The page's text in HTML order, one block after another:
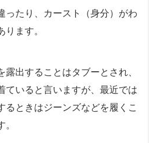
ったり、カースト（身分）がわ
ます。
出することはタブーとされ、
ていると言いますが、最近では
るときはジーンズなどを履くこ